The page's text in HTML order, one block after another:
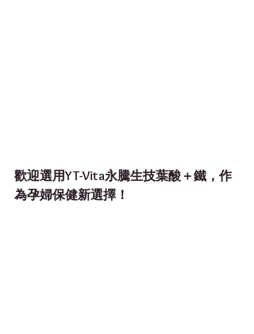
歡迎選用YT-Vita永騰生技葉酸＋鐵，作
為孕婦保健新選擇！